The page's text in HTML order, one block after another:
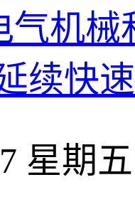
气机
续快
星期五